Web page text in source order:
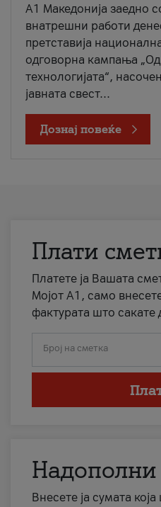
A1 Македонија заедно
внатрешни работи
претставија
одговорна кампања
технологијата“,
јавната свест...
Дознај повеќе
Плати
Платете ја Вашата
Мојот А1, само
фактурата што сакате
Број на сметка
Надополни
Внесете ја сумата